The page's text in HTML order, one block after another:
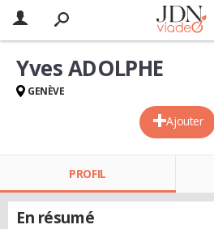
Ajouter
Yves ADOLPHE
GENÈVE
PROFIL
En résumé